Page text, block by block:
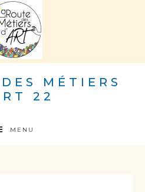
MÉTIERS
22
MENU